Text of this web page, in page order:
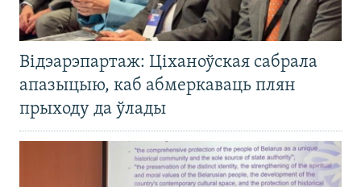
Відэарэпартаж: Ціханоўская сабрала
апазыцыю, каб абмеркаваць плян
прыходу да ўлады